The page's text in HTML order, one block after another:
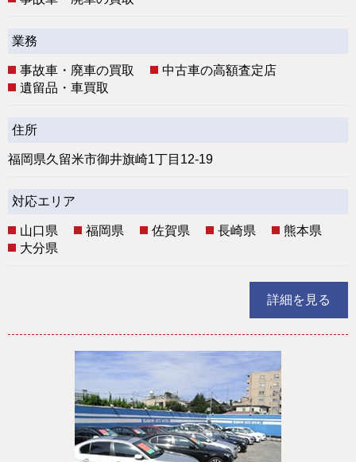
業務
事故車・廃車の買取
中古車の高額査定店
遺留品・車買取
住所
福岡県久留米市御井旗崎1丁目12-19
対応エリア
山口県 福岡県 佐賀県 長崎県
熊本県
大分県
詳細を見る